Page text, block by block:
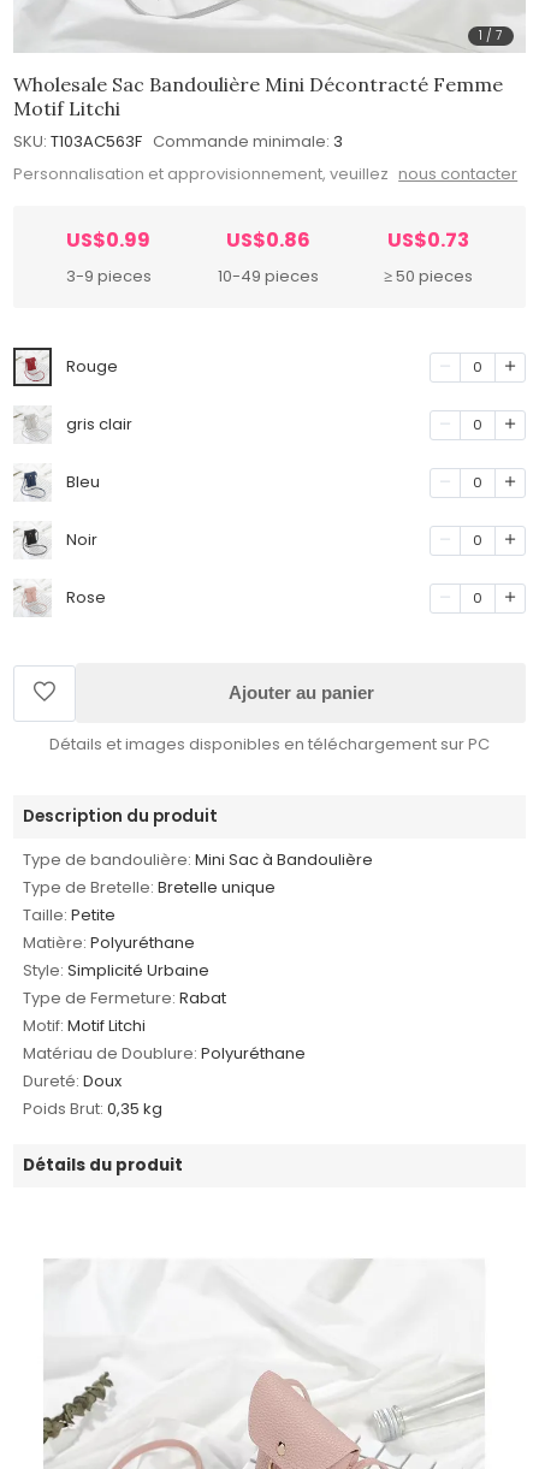
1 /7
Wholesale Sac Bandoulière Mini Décontracté Femme
Motif Litchi
SKU: T103AC563F Commande minimale: 3
Personnalisation et approvisionnement, veuillez nous contacter
US$0.99
3-9 pieces
US$0.86
10-49 pieces
US$0.73
≥ 50 pieces
Rouge 0
gris clair 0
Bleu 0
Noir 0
Rose 0
Ajouter au panier
Détails et images disponibles en téléchargement sur PC
Description du produit
Type de bandoulière: Mini Sac à Bandoulière
Type de Bretelle: Bretelle unique
Taille: Petite
Matière: Polyuréthane
Style: Simplicité Urbaine
Type de Fermeture: Rabat
Motif: Motif Litchi
Matériau de Doublure: Polyuréthane
Dureté: Doux
Poids Brut: 0,35 kg
Détails du produit